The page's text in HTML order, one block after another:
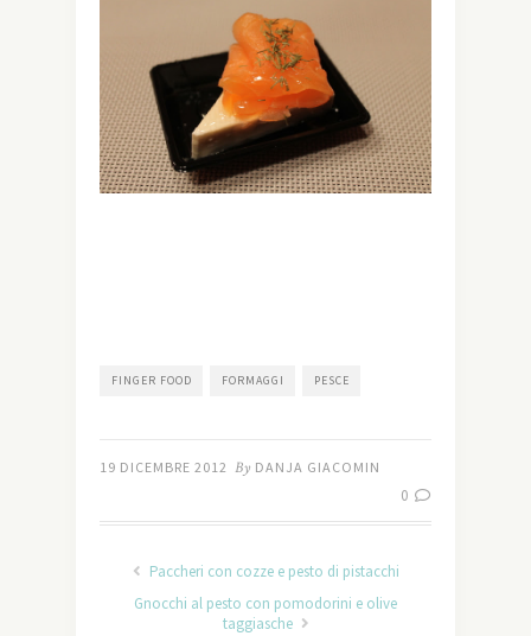
FINGER FOOD FORMAGGI PESCE
19 DICEMBRE 2012 By DANJA GIACOMIN
0
Paccheri con cozze e pesto di pistacchi
Gnocchi al pesto con pomodorini e olive
taggiasche